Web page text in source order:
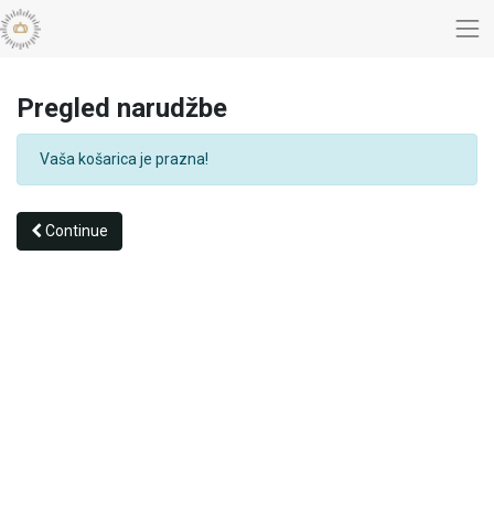
Pregled narudžbe
Vaša košarica je prazna!
Continue